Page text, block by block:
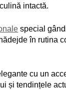
intactă.
special
în rutina
cu un
și tendințele